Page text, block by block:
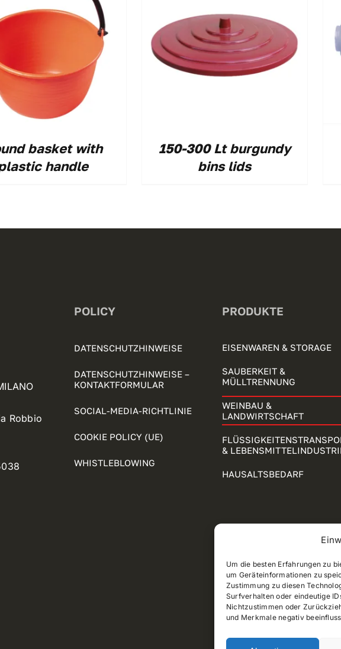
Um die besten Erfahrungen zu
um Geräteinformationen zu
Zustimmung zu diesen
Surfverhalten oder eindeutige
Nichtzustimmen oder
und Merkmale negativ
basket with
handle
150-300 Lt burgundy
bins lids
Robbio
POLICY
DATENSCHUTZHINWEISE
DATENSCHUTZHINWEISE –
KONTAKTFORMULAR
SOCIAL-MEDIA-RICHTLINIE
COOKIE POLICY (UE)
WHISTLEBLOWING
PRODUKTE
EISENWAREN & STORAGE
SAUBERKEIT &
MÜLLTRENNUNG
WEINBAU &
LANDWIRTSCHAFT
&
HAUSALTSBEDARF